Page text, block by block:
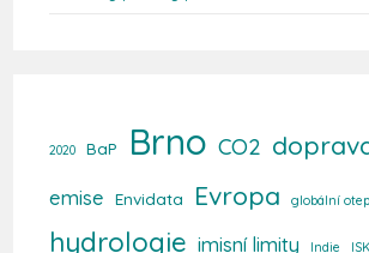
2020 BaP Brno CO2
emise Envidata Evropa globální
hydrologie imisní limity Indie